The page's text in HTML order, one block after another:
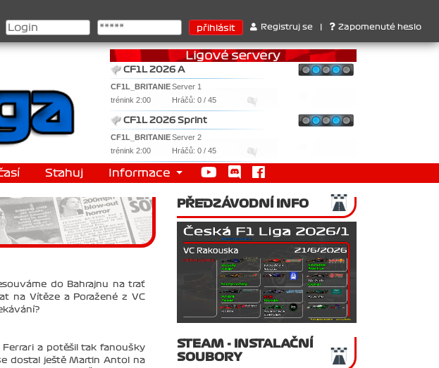
konstruktérů : 1. Ferrari . 2. Williams , 3. RedBull ..... SprintCup - 1. Jan Nováček ,
Registruj se Zapomenuté heslo
CF1L 2026 A
CF1L_BRITANIEServer 1
trénink 2:00
Hráčů: 0 / 45
CF1L 2026 Sprint
CF1L_BRITANIEServer 2
trénink 2:00
Hráčů: 0 / 45
Stahuj Informace
do Bahrajnu na trať
na Vítěze a Poražené z VC
a potěšil tak fanoušky
dostal ještě Martin Antol na
PŘEDZÁVODNÍ INFO
STEAM - INSTALAČNÍ
SOUBORY